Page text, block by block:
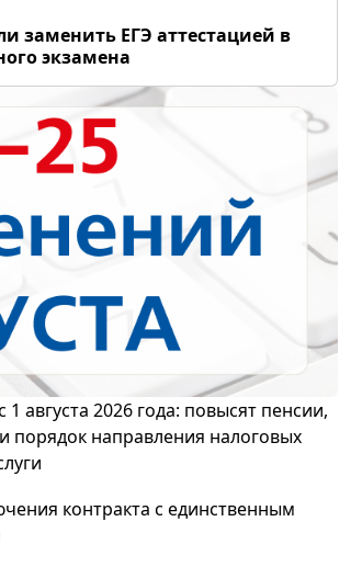
заменить ЕГЭ аттестацией в
экзамена
августа 2026 года: повысят пенсии,
порядок направления налоговых
контракта с единственным